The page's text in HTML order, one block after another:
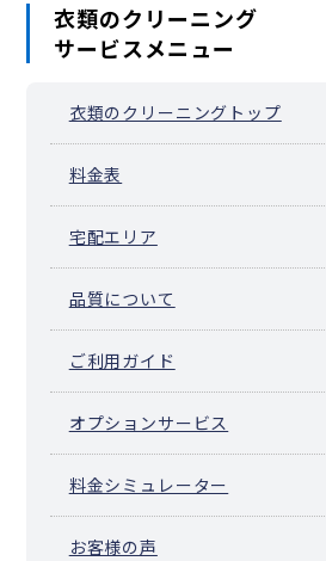
衣類のクリーニング
サービスメニュー
衣類のクリーニングトップ
料金表
宅配エリア
品質について
ご利用ガイド
オプションサービス
料金シミュレーター
お客様の声